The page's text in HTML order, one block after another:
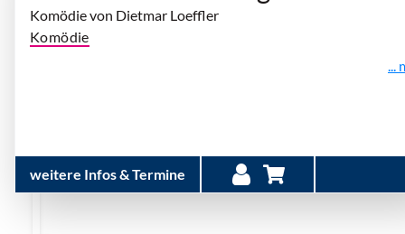
Komödie von Dietmar Loeffler
Komödie
...
weitere Infos & Termine